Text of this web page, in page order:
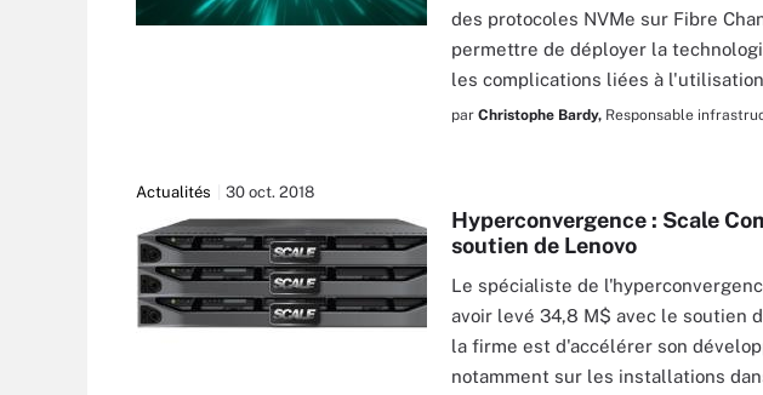
des protocoles NVMe sur Fibre
permettre de déployer la
les complications liées à l'utilisation
par Christophe Bardy, Responsable
Actualités 30 oct. 2018
Hyperconvergence : Scale
soutien de Lenovo
Le spécialiste de
avoir levé 34,8 M$ avec le soutien
la firme est d'accélérer son
notamment sur les installations